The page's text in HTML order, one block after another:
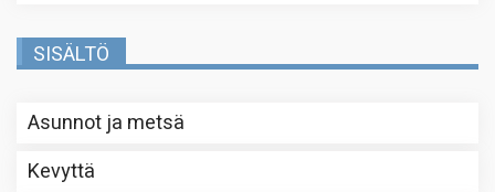
SISÄLTÖ
Asunnot ja metsä
Kevyttä